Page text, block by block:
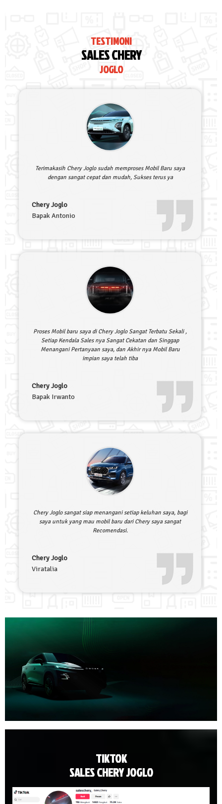
TESTIMONI
SALES CHERY
JOGLO
Terimakasih Chery Joglo sudah memproses Mobil Baru saya
dengan sangat cepat dan mudah, Sukses terus ya
Chery Joglo
Bapak Antonio
Proses Mobil baru saya di Chery Joglo Sangat Terbatu Sekali ,
Setiap Kendala Sales nya Sangat Cekatan dan Singgap
Menangani Pertanyaan saya, dan Akhir nya Mobil Baru
impian saya telah tiba
Chery Joglo
Bapak Irwanto
Chery Joglo sangat siap menangani setiap keluhan saya, bagi
saya untuk yang mau mobil baru dari Chery saya sangat
Recomendasi.
Chery Joglo
Viratalia
TIKTOK
SALES CHERY JOGLO